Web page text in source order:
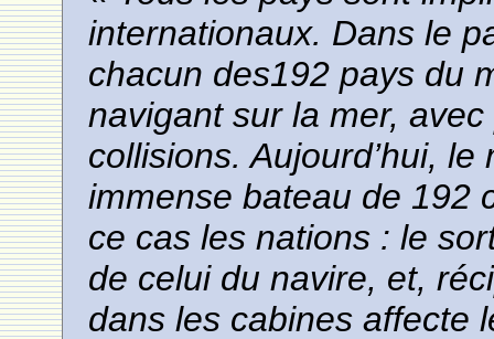
internationaux. Dans le
chacun des192 pays du
navigant sur la mer,
collisions. Aujourd’hui,
immense bateau de 192
ce cas les nations : le
de celui du navire, et,
dans les cabines affecte